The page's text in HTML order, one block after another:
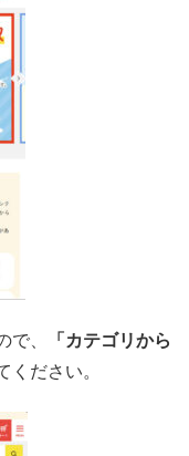
で、
「カテゴリから
ください。